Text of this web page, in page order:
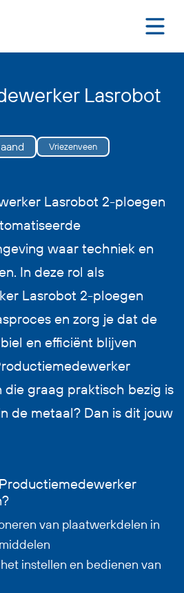
Lasrobot
Vriezenveen
Lasrobot 2-ploegen
waar techniek en
In deze rol als
Lasrobot 2-ploegen
en zorg je dat de
en efficiënt blijven
graag praktisch bezig is
de metaal? Dan is dit jouw
van plaatwerkdelen in
instellen en bedienen van